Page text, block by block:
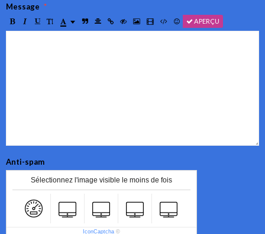
Message
APERÇU
Anti-spam
Sélectionnez l'image visible le moins de fois
IconCaptcha ©